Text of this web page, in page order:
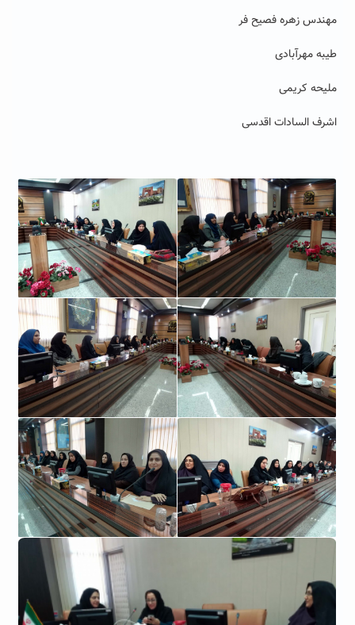
مهندس زهره فصیح فر
طیبه مهرآبادی
ملیحه کریمی
اشرف السادات اقدسی